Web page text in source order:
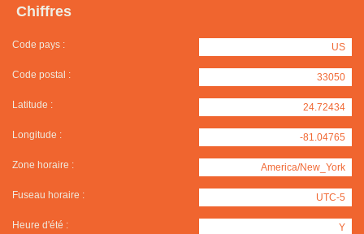
Chiffres
Code pays : US
Code postal : 33050
Latitude : 24.72434
Longitude : -81.04765
Zone horaire : America/New_York
Fuseau horaire : UTC-5
Heure d'été : Y